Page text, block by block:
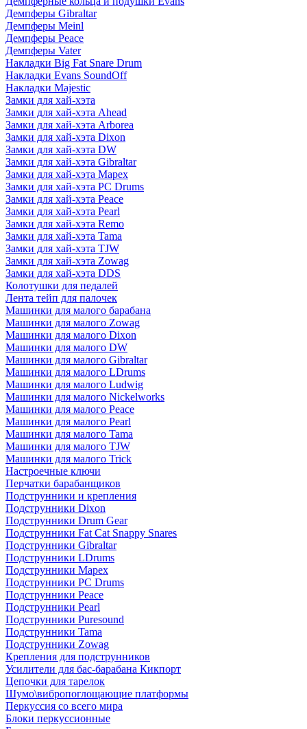
Демпферы Gibraltar
Демпферы Meinl
Демпферы Peace
Демпферы Vater
Накладки Big Fat Snare Drum
Накладки Evans SoundOff
Накладки Majestic
Замки для хай-хэта
Замки для хай-хэта Ahead
Замки для хай-хэта Arborea
Замки для хай-хэта Dixon
Замки для хай-хэта DW
Замки для хай-хэта Gibraltar
Замки для хай-хэта Mapex
Замки для хай-хэта PC Drums
Замки для хай-хэта Peace
Замки для хай-хэта Pearl
Замки для хай-хэта Remo
Замки для хай-хэта Tama
Замки для хай-хэта TJW
Замки для хай-хэта Zowag
Замки для хай-хэта DDS
Колотушки для педалей
Лента тейп для палочек
Машинки для малого барабана
Машинки для малого Zowag
Машинки для малого Dixon
Машинки для малого DW
Машинки для малого Gibraltar
Машинки для малого LDrums
Машинки для малого Ludwig
Машинки для малого Nickelworks
Машинки для малого Peace
Машинки для малого Pearl
Машинки для малого Tama
Машинки для малого TJW
Машинки для малого Trick
Настроечные ключи
Перчатки барабанщиков
Подструнники и крепления
Подструнники Dixon
Подструнники Drum Gear
Подструнники Fat Cat Snappy Snares
Подструнники Gibraltar
Подструнники LDrums
Подструнники Mapex
Подструнники PC Drums
Подструнники Peace
Подструнники Pearl
Подструнники Puresound
Подструнники Tama
Подструнники Zowag
Крепления для подструнников
Усилители для бас-барабана Кикпорт
Цепочки для тарелок
Шумо\вибропоглощающие платформы
Перкуссия со всего мира
Блоки перкуссионные